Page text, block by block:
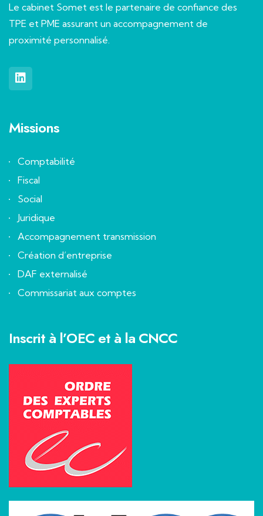
Le cabinet Somet est le partenaire de confiance des
TPE et PME assurant un accompagnement de
proximité personnalisé.
Missions
Comptabilité
Fiscal
Social
Juridique
Accompagnement transmission
Création d’entreprise
DAF externalisé
Commissariat aux comptes
Inscrit à l’OEC et à la CNCC